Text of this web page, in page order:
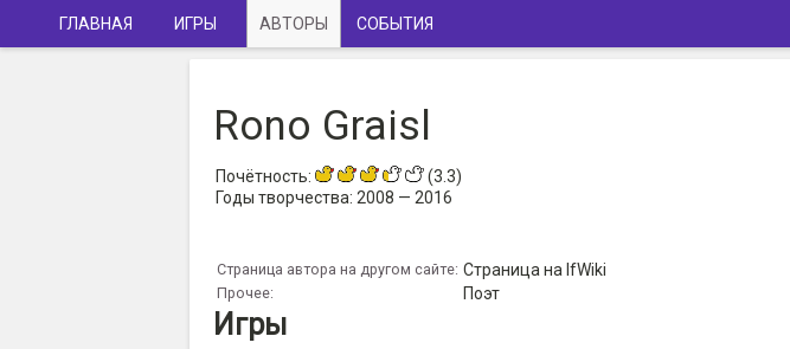
ГЛАВНАЯ ИГРЫ АВТОРЫ СОБЫТИЯ
Rono Graisl
Почётность:
(3.3)
Годы творчества: 2008 — 2016
Страница автора на другом сайте: Страница на IfWiki
Прочее: Поэт
Игры